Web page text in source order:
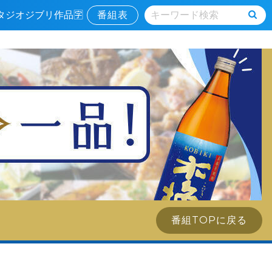
オジブリ作品🈑 番組表
番組TOPに戻る